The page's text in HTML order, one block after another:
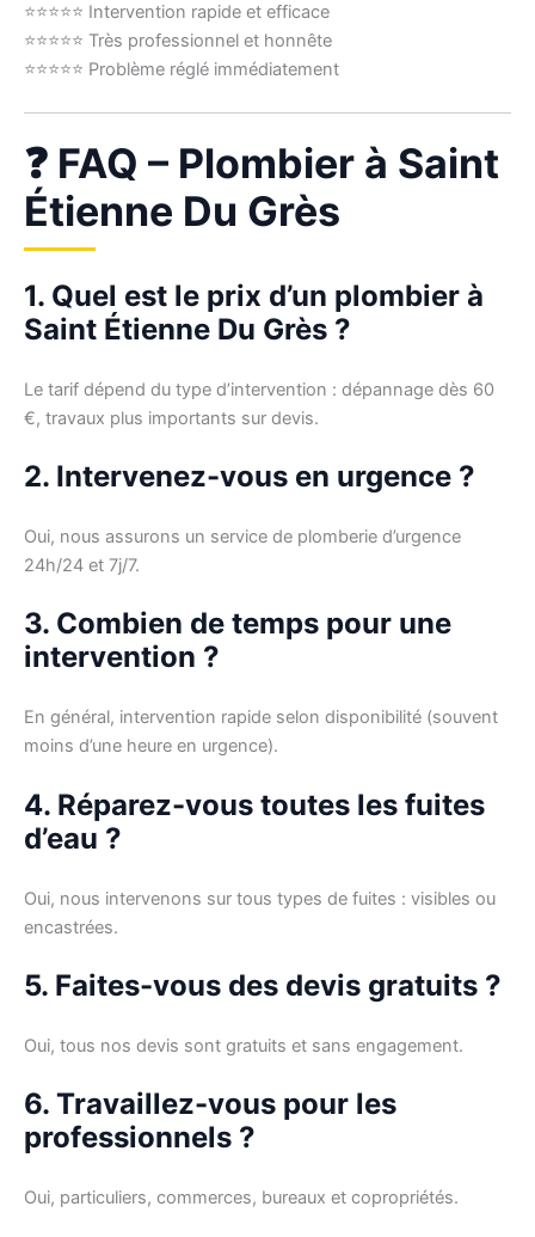
⭐⭐⭐⭐⭐ Intervention rapide et efficace
⭐⭐⭐⭐⭐ Très professionnel et honnête
⭐⭐⭐⭐⭐ Problème réglé immédiatement
❓ FAQ – Plombier à Saint
Étienne Du Grès
1. Quel est le prix d’un plombier à
Saint Étienne Du Grès ?
Le tarif dépend du type d’intervention : dépannage dès 60
€, travaux plus importants sur devis.
2. Intervenez-vous en urgence ?
Oui, nous assurons un service de plomberie d’urgence
24h/24 et 7j/7.
3. Combien de temps pour une
intervention ?
En général, intervention rapide selon disponibilité (souvent
moins d’une heure en urgence).
4. Réparez-vous toutes les fuites
d’eau ?
Oui, nous intervenons sur tous types de fuites : visibles ou
encastrées.
5. Faites-vous des devis gratuits ?
Oui, tous nos devis sont gratuits et sans engagement.
6. Travaillez-vous pour les
professionnels ?
Oui, particuliers, commerces, bureaux et copropriétés.